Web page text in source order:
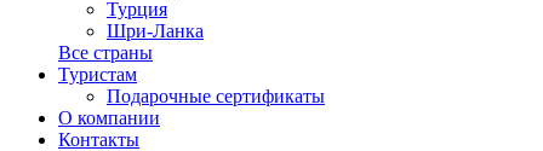
Турция
Шри-Ланка
Все страны
Туристам
Подарочные сертификаты
О компании
Контакты